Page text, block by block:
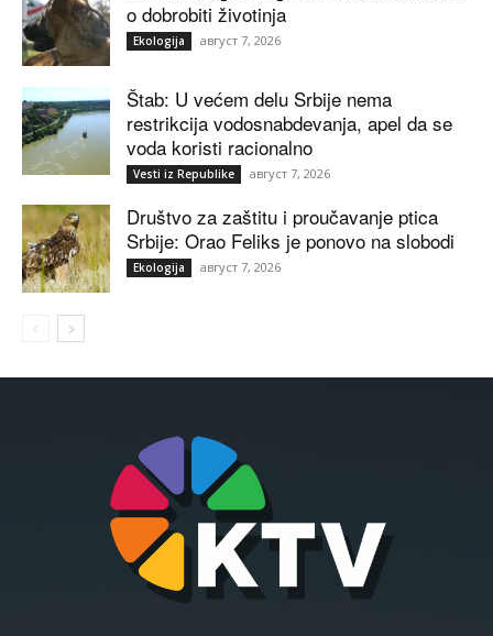
o dobrobiti životinja
Ekologija август 7, 2026
Štab: U većem delu Srbije nema
restrikcija vodosnabdevanja, apel da se
voda koristi racionalno
Vesti iz Republike август 7, 2026
Društvo za zaštitu i proučavanje ptica
Srbije: Orao Feliks je ponovo na slobodi
Ekologija август 7, 2026